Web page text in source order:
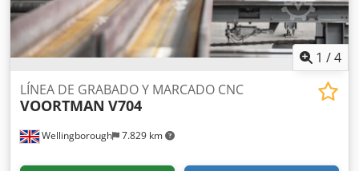
Longitud máxima (alimentación): 12000 mm. Csdpjh N
Taajfx Ag Toha
1 /4
Wellingborough 7.829 km
LÍNEA DE GRABADO Y MARCADO CNC
VOORTMAN V704